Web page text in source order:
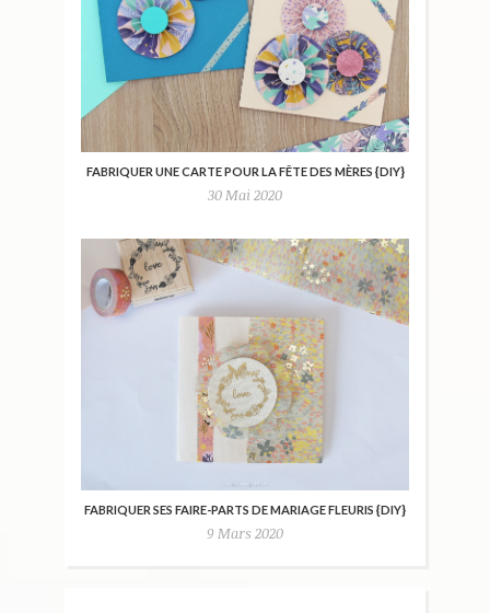
FABRIQUER UNE CARTE POUR LA FÊTE DES MÈRES {DIY}
30 Mai 2020
FABRIQUER SES FAIRE-PARTS DE MARIAGE FLEURIS {DIY}
9 Mars 2020